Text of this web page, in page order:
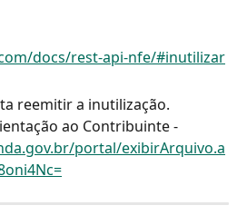
docs/rest-api-nfe/#inutilizar
reemitir a inutilização.
ao Contribuinte -
portal/exibirArquivo.a